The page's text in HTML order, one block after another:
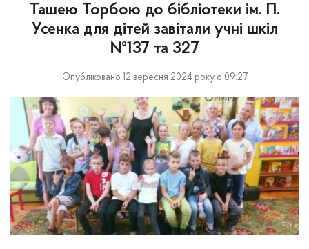
Ташею Торбою до бібліотеки ім. П.
Усенка для дітей завітали учні шкіл
№137 та 327
Опубліковано 12 вересня 2024 року о 09:27